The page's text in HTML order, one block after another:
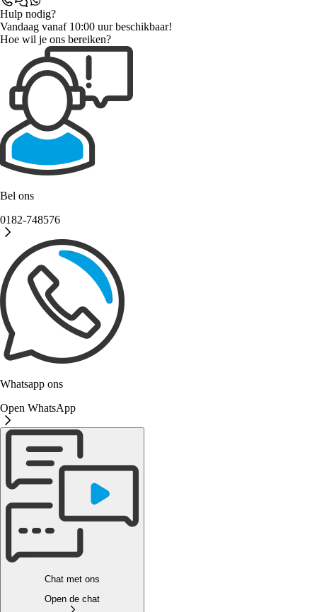
Hulp nodig?
Vandaag vanaf 10:00 uur beschikbaar!
Hoe wil je ons bereiken?
Bel ons
0182-748576
Whatsapp ons
Open WhatsApp
Chat met ons
Open de chat